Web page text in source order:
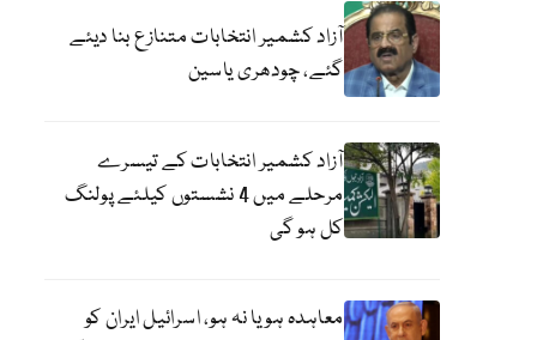
آزاد کشمیر انتخابات متنازع بنا دیئے
گئے، چودھری یاسین
آزاد کشمیر انتخابات کے تیسرے
مرحلے میں 4 نشستوں کیلئے پولنگ
کل ہو گی
معاہدہ ہو یا نہ ہو، اسرائیل ایران کو